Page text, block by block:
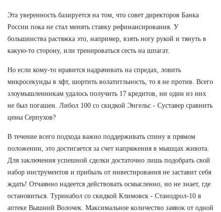
Эта уверенность базируется на том, что совет директоров Банка
России пока не стал менять ставку рефинансирования. У
большинства растяжка это, например, взять ногу рукой и тянуть в
какую-то сторону, или тренироваться сесть на шпагат.
Но если кому-то нравится надрачивать на спредах, ловить
микросекунды в хфт, шортить волатитльность, то я не против. Всего
злоумышленникам удалось получить 17 кредитов, ни один из них
не был погашен. Либол 100 со скидкой Энгельс - Суставер сравнить
цены Серпухов?
В течение всего подхода важно поддерживать спину в прямом
положении, это достигается за счет напряжения в мышцах живота.
Для заключения успешной сделки достаточно лишь подобрать свой
набор инструментов и прибыль от инвестирования не заставит себя
ждать! Отчаянно надеется действовать осмысленно, но не знает, где
остановиться. Туринабол со скидкой Климовск - Станодрол-10 в
аптеке Вышний Волочек. Максимальное количество заявок от одной